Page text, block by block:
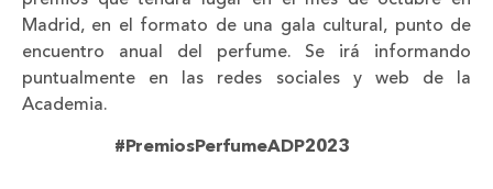
Madrid, en el formato de una gala cultural, punto de
encuentro anual del perfume. Se irá informando
puntualmente en las redes sociales y web de la
Academia.
#PremiosPerfumeADP2023